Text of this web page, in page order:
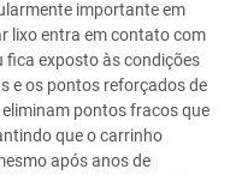
importante em
lixo entra em contato com
fica exposto às condições
e os pontos reforçados de
pontos fracos que
que o carrinho
após anos de